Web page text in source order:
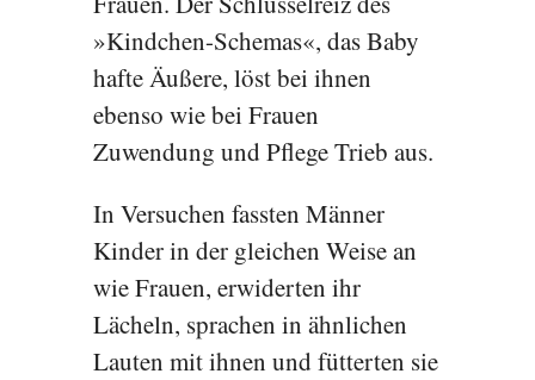
»Kindchen-Schemas«, das Baby
hafte Äußere, löst bei ihnen
ebenso wie bei Frauen
Zuwendung und Pflege Trieb aus.
In Versuchen fassten Männer
Kinder in der gleichen Weise an
wie Frauen, erwiderten ihr
Lächeln, sprachen in ähnlichen
Lauten mit ihnen und fütterten sie